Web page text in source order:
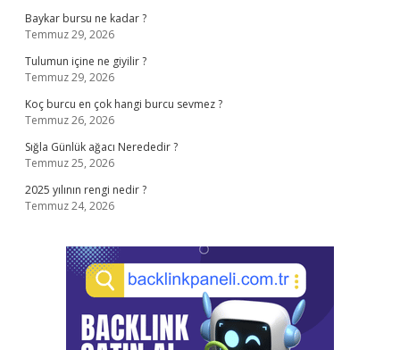
Baykar bursu ne kadar ?
Temmuz 29, 2026
Tulumun içine ne giyilir ?
Temmuz 29, 2026
Koç burcu en çok hangi burcu sevmez ?
Temmuz 26, 2026
Sığla Günlük ağacı Nerededir ?
Temmuz 25, 2026
2025 yılının rengi nedir ?
Temmuz 24, 2026